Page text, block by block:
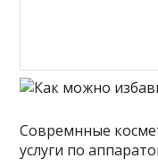
Совремнные
услуги по